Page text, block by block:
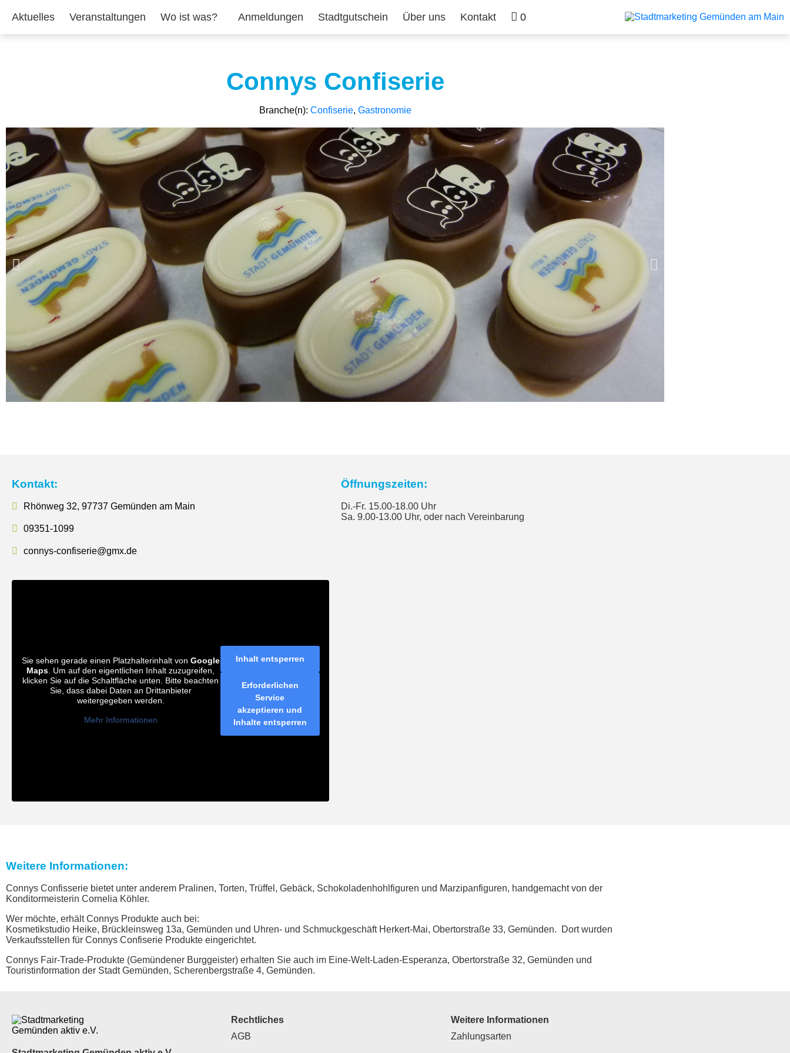
Aktuelles Veranstaltungen Wo ist was? Anmeldungen Stadtgutschein Über uns Kontakt 0
Connys Confiserie
Branche(n): Confiserie, Gastronomie
Kontakt:
Rhönweg 32, 97737 Gemünden am Main
09351-1099
connys-confiserie@gmx.de
Sie sehen gerade einen Platzhalterinhalt von Google
Maps . Um auf den eigentlichen Inhalt zuzugreifen,
klicken Sie auf die Schaltfläche unten. Bitte beachten
Sie, dass dabei Daten an Drittanbieter
weitergegeben werden.
Mehr Informationen
Inhalt entsperren
Erforderlichen
Service
akzeptieren und
Inhalte entsperren
Öffnungszeiten:
Di.-Fr. 15.00-18.00 Uhr
Sa. 9.00-13.00 Uhr, oder nach Vereinbarung
Weitere Informationen:
Connys Confisserie bietet unter anderem Pralinen, Torten, Trüffel, Gebäck, Schokoladenhohlfiguren und Marzipanfiguren, handgemacht von der
Konditormeisterin Cornelia Köhler.
Wer möchte, erhält Connys Produkte auch bei:
Kosmetikstudio Heike, Brückleinsweg 13a, Gemünden und Uhren- und Schmuckgeschäft Herkert-Mai, Obertorstraße 33, Gemünden. Dort wurden
Verkaufsstellen für Connys Confiserie Produkte eingerichtet.
Connys Fair-Trade-Produkte (Gemündener Burggeister) erhalten Sie auch im Eine-Welt-Laden-Esperanza, Obertorstraße 32, Gemünden und
Touristinformation der Stadt Gemünden, Scherenbergstraße 4, Gemünden.
Rechtliches
AGB
Weitere Informationen
Zahlungsarten